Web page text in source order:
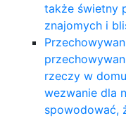
także świetny
znajomych i
rzeczy w
wezwanie dla
spowodować,